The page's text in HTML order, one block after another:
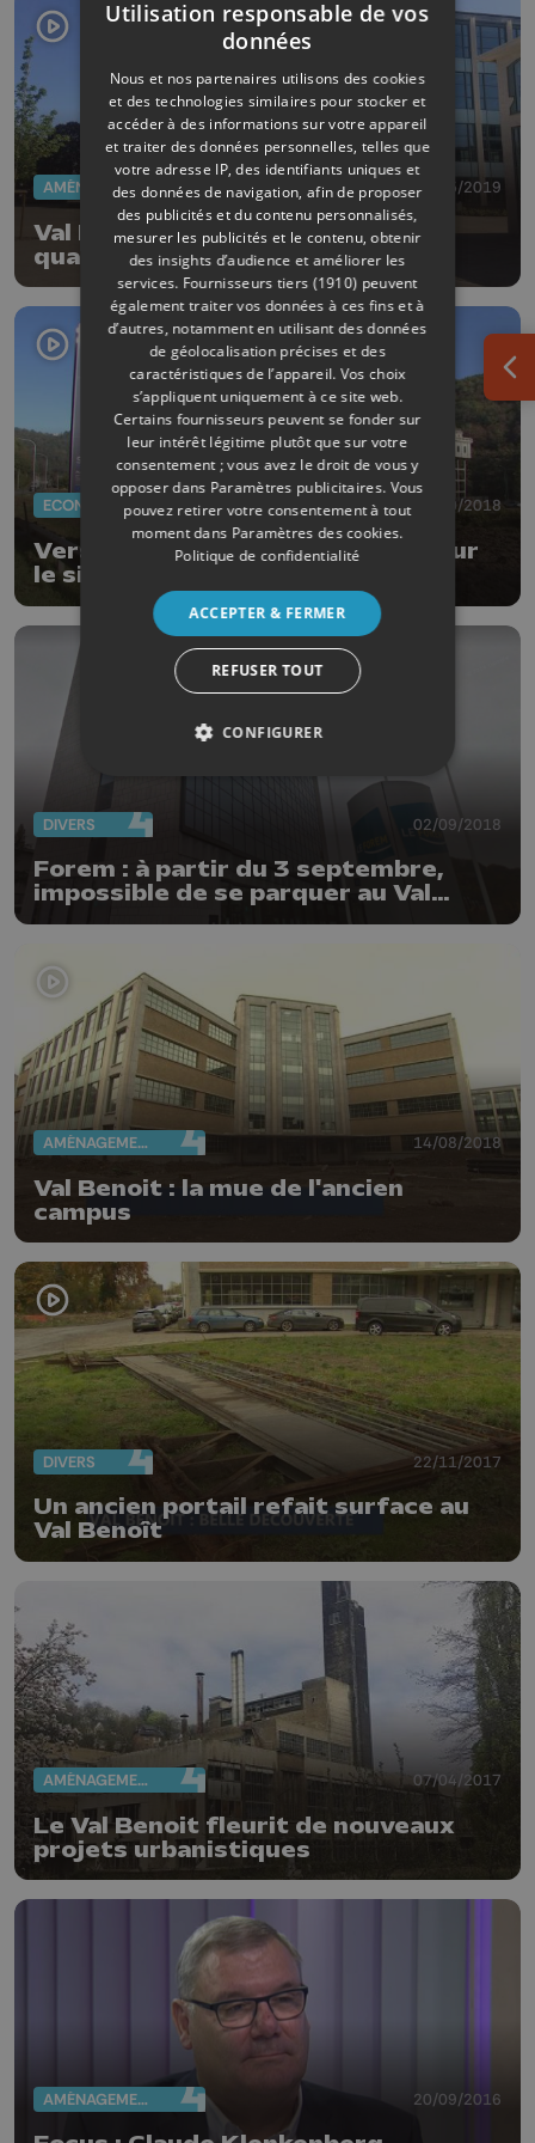
AMÉNAGEMENT DU TERRITOIRE 22/05/2019
Val Benoît : le campus devenu
quartier
ECONOMIE 10/10/2018
Vers un renouveau économique sur
le site Godin à Marchin
DIVERS 02/09/2018
Forem : à partir du 3 septembre,
impossible de se parquer au Val
Benoît
AMÉNAGEMENT DU TERRITOIRE 14/08/2018
Val Benoit : la mue de l'ancien
campus
DIVERS 22/11/2017
Un ancien portail refait surface au
Val Benoît
AMÉNAGEMENT DU TERRITOIRE 07/04/2017
Le Val Benoit fleurit de nouveaux
projets urbanistiques
AMÉNAGEMENT DU TERRITOIRE 20/09/2016
Utilisation responsable de vos
données
Nous et nos partenaires utilisons des cookies
et des technologies similaires pour stocker et
accéder à des informations sur votre appareil
et traiter des données personnelles, telles que
votre adresse IP, des identifiants uniques et
des données de navigation, afin de proposer
des publicités et du contenu personnalisés,
mesurer les publicités et le contenu, obtenir
des insights d’audience et améliorer les
services. Fournisseurs tiers (1910) peuvent
également traiter vos données à ces fins et à
d’autres, notamment en utilisant des données
de géolocalisation précises et des
caractéristiques de l’appareil. Vos choix
s’appliquent uniquement à ce site web.
Certains fournisseurs peuvent se fonder sur
leur intérêt légitime plutôt que sur votre
consentement ; vous avez le droit de vous y
opposer dans Paramètres publicitaires. Vous
pouvez retirer votre consentement à tout
moment dans Paramètres des cookies.
Politique de confidentialité
ACCEPTER & FERMER
REFUSER TOUT
CONFIGURER